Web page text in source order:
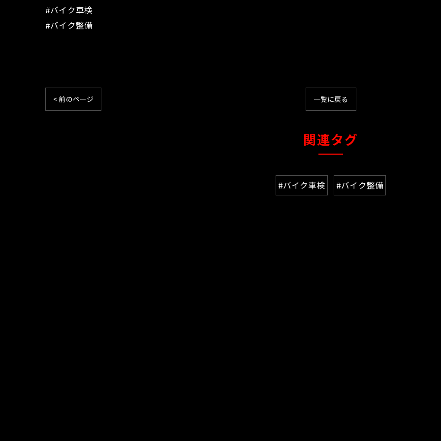
#バイク車検
#バイク整備
< 前のページ 一覧に戻る
関連タグ
#バイク車検 #バイク整備